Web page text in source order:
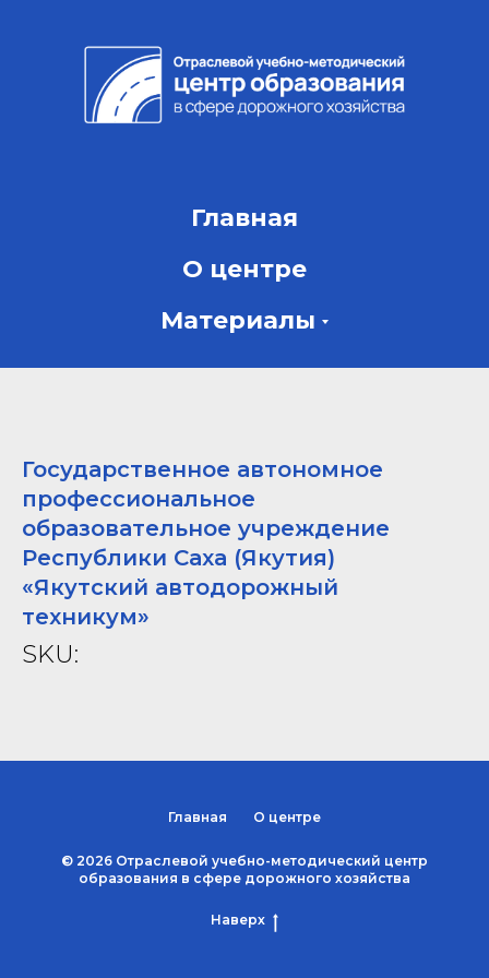
Главная
О центре
Материалы
Государственное автономное
профессиональное
образовательное учреждение
Республики Саха (Якутия)
«Якутский автодорожный
техникум»
SKU:
Главная О центре
© 2026 Отраслевой учебно-методический центр
образования в сфере дорожного хозяйства
Наверх